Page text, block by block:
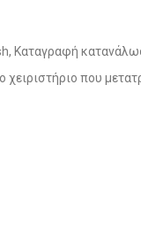
Καταγραφή
που